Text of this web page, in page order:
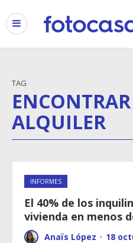
TAG
ALQUILER
INFORMES
El 40% de los
vivienda en menos
Anaïs López · 18